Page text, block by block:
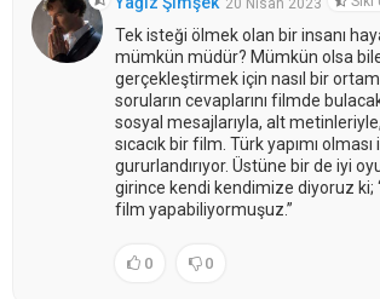
20 Nisan 2023
Tek isteği ölmek olan bir insanı
mümkün müdür? Mümkün olsa
gerçekleştirmek için nasıl bir
soruların cevaplarını filmde
sosyal mesajlarıyla, alt
sıcacık bir film. Türk yapımı olması
gururlandırıyor. Üstüne bir de iyi
girince kendi kendimize diyoruz ki;
film yapabiliyormuşuz.”
0 0